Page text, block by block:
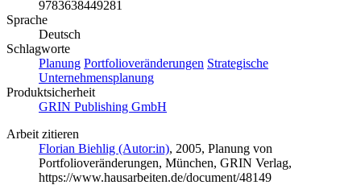
9783638449281
Sprache
Deutsch
Schlagworte
Planung Portfolioveränderungen Strategische
Unternehmensplanung
Produktsicherheit
GRIN Publishing GmbH
Arbeit zitieren
Florian Biehlig (Autor:in), 2005, Planung von
Portfolioveränderungen, München, GRIN Verlag,
https://www.hausarbeiten.de/document/48149